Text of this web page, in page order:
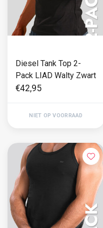
Diesel Tank Top 2-
Pack LIAD Walty Zwart
€42,95
NIET OP VOORRAAD